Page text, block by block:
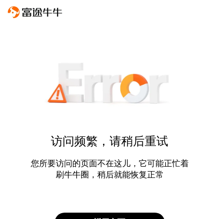
访问频繁，请稍后重试
您所要访问的页面不在这儿，它可能正忙着
刷牛牛圈，稍后就能恢复正常